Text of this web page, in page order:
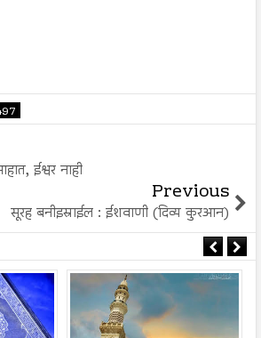
ईश्वर नाही
Previous
सूरह बनीइस्राईल : ईशवाणी (दिव्य कुरआन)